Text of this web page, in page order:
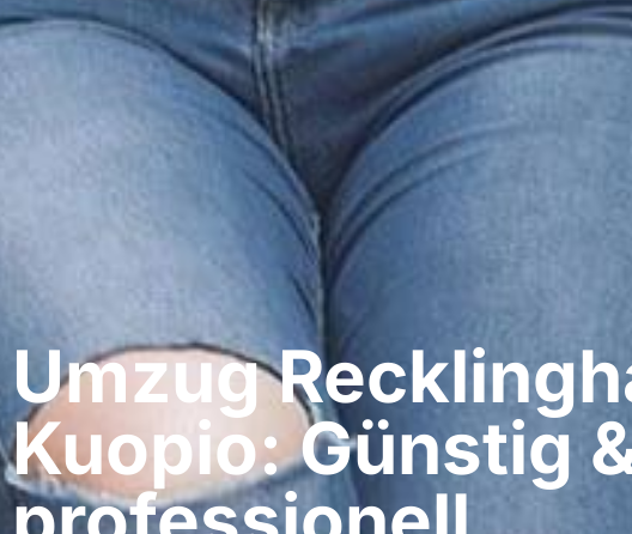
Umzug
Kuopio: Günstig